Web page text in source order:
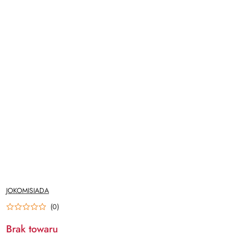
NAZWA
PRODUCENTA:
JOKOMISIADA
(0)
Brak towaru